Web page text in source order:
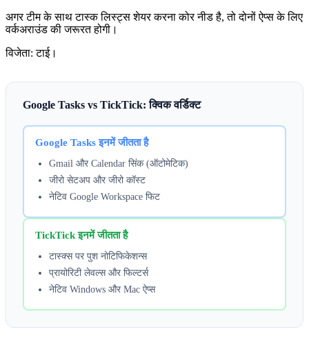
अगर टीम के साथ टास्क लिस्ट्स शेयर करना कोर नीड है, तो दोनों ऐप्स के लिए
वर्कअराउंड की जरूरत होगी।
विजेता: टाई।
Google Tasks vs TickTick: क्विक वर्डिक्ट
Google Tasks इनमें जीतता है
Gmail और Calendar सिंक (ऑटोमेटिक)
जीरो सेटअप और जीरो कॉस्ट
नेटिव Google Workspace फिट
TickTick इनमें जीतता है
टास्क्स पर पुश नोटिफिकेशन्स
प्रायोरिटी लेवल्स और फिल्टर्स
नेटिव Windows और Mac ऐप्स